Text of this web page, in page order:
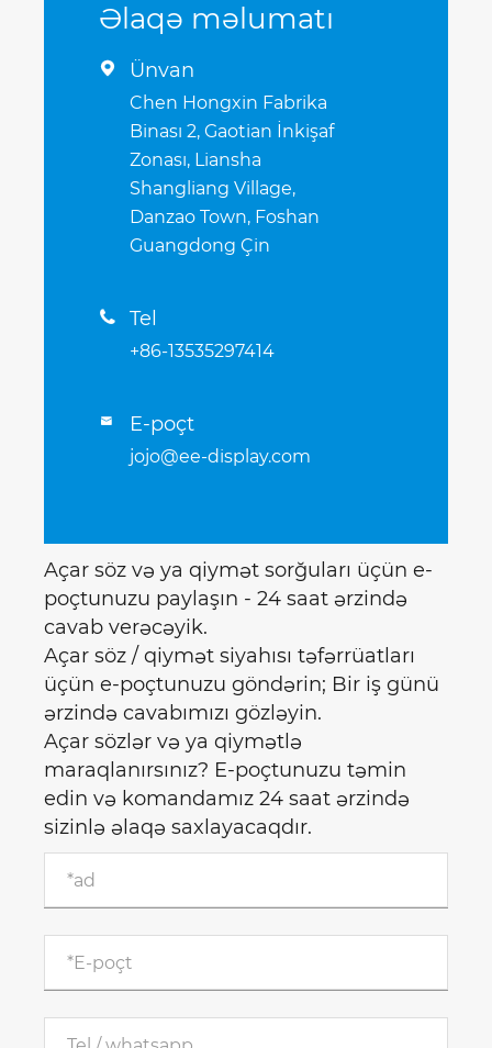
Əlaqə məlumatı
 Ünvan
Chen Hongxin Fabrika
Binası 2, Gaotian İnkişaf
Zonası, Liansha
Shangliang Village,
Danzao Town, Foshan
Guangdong Çin
 Tel
+86-13535297414
 E-poçt
jojo@ee-display.com
Açar söz və ya qiymət sorğuları üçün e-
poçtunuzu paylaşın - 24 saat ərzində
cavab verəcəyik.
Açar söz / qiymət siyahısı təfərrüatları
üçün e-poçtunuzu göndərin; Bir iş günü
ərzində cavabımızı gözləyin.
Açar sözlər və ya qiymətlə
maraqlanırsınız? E-poçtunuzu təmin
edin və komandamız 24 saat ərzində
sizinlə əlaqə saxlayacaqdır.